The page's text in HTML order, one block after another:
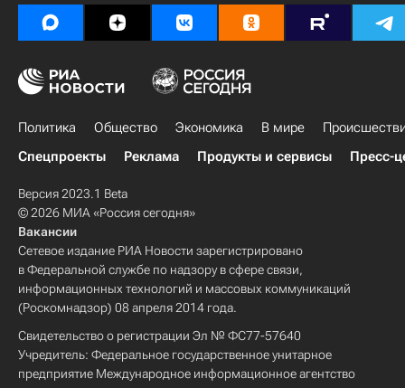
Политика Общество Экономика В мире
Спецпроекты
Реклама Продукты и сервисы Пресс-
Версия 2023.1 Beta
© 2026 МИА «Россия сегодня»
Вакансии
Сетевое издание РИА Новости зарегистрировано
в Федеральной службе по надзору в сфере связи,
информационных технологий и массовых коммуникаций
(Роскомнадзор) 08 апреля 2014 года.
Свидетельство о регистрации Эл № ФС77-57640
Учредитель: Федеральное государственное унитарное
предприятие Международное информационное агентство